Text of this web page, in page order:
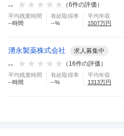
-- （6件の評価）
平均残業時間
--時間
有給取得率
--%
平均年収
1507万円
湧永製薬株式会社 求人募集中
-- （ 16件の評価）
平均残業時間
--時間
有給取得率
--%
平均年収
1313万円